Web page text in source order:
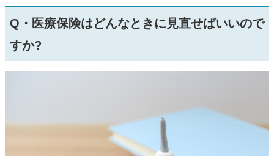
Q・医療保険はどんなときに見直せばいいので
すか?